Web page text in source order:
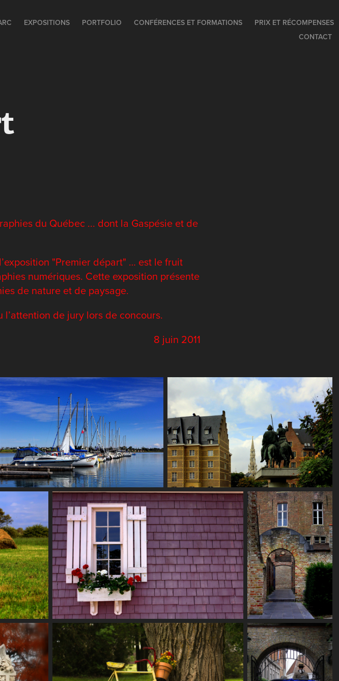
EXPOSITIONS PORTFOLIO CONFÉRENCES ET FORMATIONS
PRIX ET RÉCOMPENSES
CONTACT
du Québec ... dont la Gaspésie et de
"Premier départ" … est le fruit
numériques. Cette exposition présente
de nature et de paysage.
de jury lors de concours.
8 juin 2011